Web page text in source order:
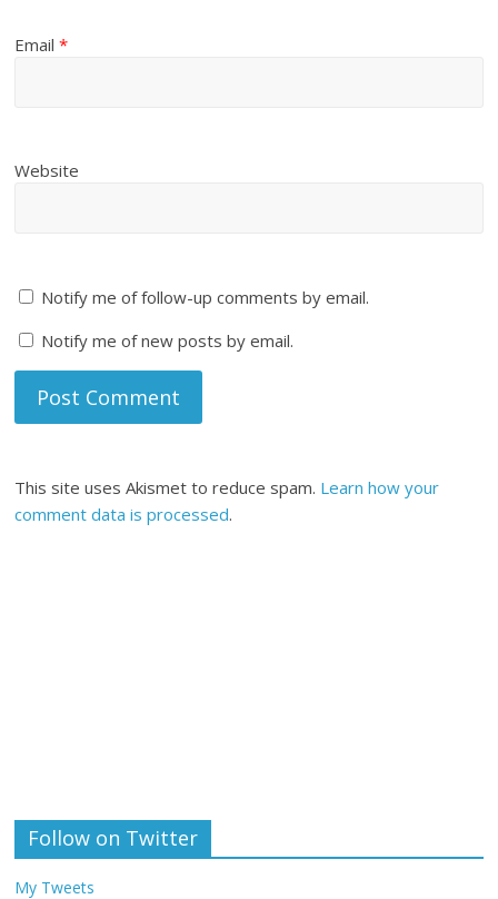
Email*
Website
Notify me of follow-up comments by email.
Notify me of new posts by email.
This site uses Akismet to reduce spam. Learn how your
comment data is processed.
Follow on Twitter
My Tweets